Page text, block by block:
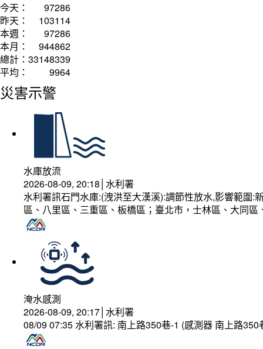
今天：
97286
昨天：
103114
本週：
97286
本月：
944862
總計： 33148339
平均：
9964
災害示警
水庫放流
2026-08-09, 20:18│水利署
水利署訊石門水庫:(洩洪至大漢溪):調節性放水,影響範圍
區、八里區、三重區、板橋區；臺北市，士林區、大同
淹水感測
2026-08-09, 20:17│水利署
08/09 07:35 水利署訊: 南上路350巷-1 (感測器 南上路